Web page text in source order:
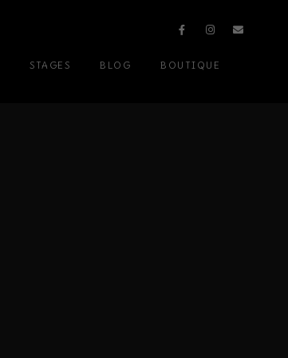
STAGES BLOG BOUTIQUE